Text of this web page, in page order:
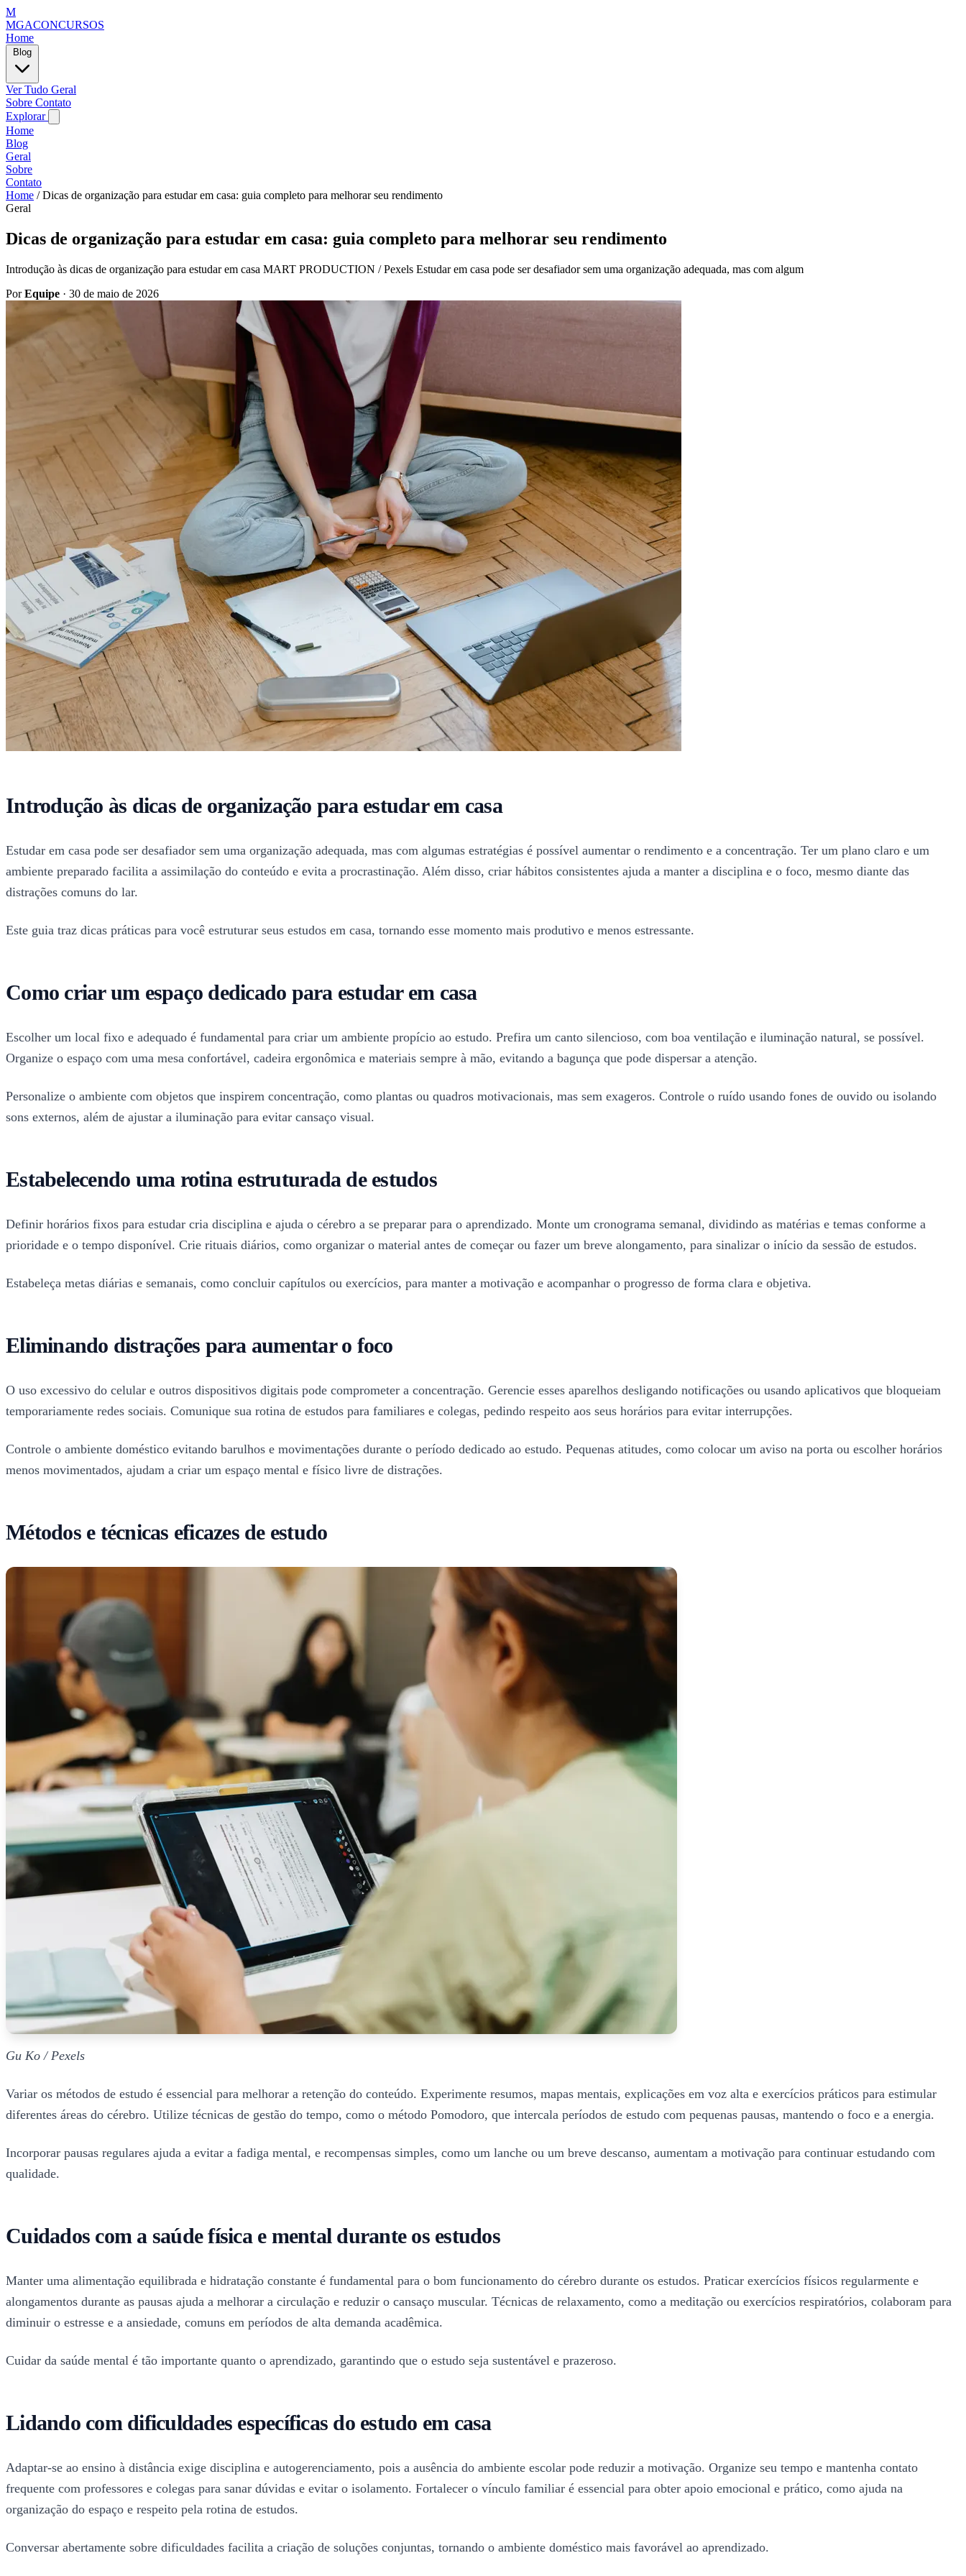
M
MGACONCURSOS
Home
Ver Tudo Geral
Sobre Contato
Explorar
Home
Blog
Geral
Sobre
Contato
Home / Dicas de organização para estudar em casa: guia completo para melhorar seu rendimento
Geral
Dicas de organização para estudar em casa: guia completo para melhorar seu rendimento
Introdução às dicas de organização para estudar em casa MART PRODUCTION / Pexels Estudar em casa pode ser desafiador sem uma organização adequada, mas com algum
PorEquipe · 30 de maio de 2026
Introdução às dicas de organização para estudar em casa
Estudar em casa pode ser desafiador sem uma organização adequada, mas com algumas estratégias é possível aumentar o rendimento e a concentração. Ter um plano claro e um
ambiente preparado facilita a assimilação do conteúdo e evita a procrastinação. Além disso, criar hábitos consistentes ajuda a manter a disciplina e o foco, mesmo diante das
distrações comuns do lar.
Este guia traz dicas práticas para você estruturar seus estudos em casa, tornando esse momento mais produtivo e menos estressante.
Como criar um espaço dedicado para estudar em casa
Escolher um local fixo e adequado é fundamental para criar um ambiente propício ao estudo. Prefira um canto silencioso, com boa ventilação e iluminação natural, se possível.
Organize o espaço com uma mesa confortável, cadeira ergonômica e materiais sempre à mão, evitando a bagunça que pode dispersar a atenção.
Personalize o ambiente com objetos que inspirem concentração, como plantas ou quadros motivacionais, mas sem exageros. Controle o ruído usando fones de ouvido ou isolando
sons externos, além de ajustar a iluminação para evitar cansaço visual.
Estabelecendo uma rotina estruturada de estudos
Definir horários fixos para estudar cria disciplina e ajuda o cérebro a se preparar para o aprendizado. Monte um cronograma semanal, dividindo as matérias e temas conforme a
prioridade e o tempo disponível. Crie rituais diários, como organizar o material antes de começar ou fazer um breve alongamento, para sinalizar o início da sessão de estudos.
Estabeleça metas diárias e semanais, como concluir capítulos ou exercícios, para manter a motivação e acompanhar o progresso de forma clara e objetiva.
Eliminando distrações para aumentar o foco
O uso excessivo do celular e outros dispositivos digitais pode comprometer a concentração. Gerencie esses aparelhos desligando notificações ou usando aplicativos que bloqueiam
temporariamente redes sociais. Comunique sua rotina de estudos para familiares e colegas, pedindo respeito aos seus horários para evitar interrupções.
Controle o ambiente doméstico evitando barulhos e movimentações durante o período dedicado ao estudo. Pequenas atitudes, como colocar um aviso na porta ou escolher horários
menos movimentados, ajudam a criar um espaço mental e físico livre de distrações.
Métodos e técnicas eficazes de estudo
Gu Ko / Pexels
Variar os métodos de estudo é essencial para melhorar a retenção do conteúdo. Experimente resumos, mapas mentais, explicações em voz alta e exercícios práticos para estimular
diferentes áreas do cérebro. Utilize técnicas de gestão do tempo, como o método Pomodoro, que intercala períodos de estudo com pequenas pausas, mantendo o foco e a energia.
Incorporar pausas regulares ajuda a evitar a fadiga mental, e recompensas simples, como um lanche ou um breve descanso, aumentam a motivação para continuar estudando com
qualidade.
Cuidados com a saúde física e mental durante os estudos
Manter uma alimentação equilibrada e hidratação constante é fundamental para o bom funcionamento do cérebro durante os estudos. Praticar exercícios físicos regularmente e
alongamentos durante as pausas ajuda a melhorar a circulação e reduzir o cansaço muscular. Técnicas de relaxamento, como a meditação ou exercícios respiratórios, colaboram para
diminuir o estresse e a ansiedade, comuns em períodos de alta demanda acadêmica.
Cuidar da saúde mental é tão importante quanto o aprendizado, garantindo que o estudo seja sustentável e prazeroso.
Lidando com dificuldades específicas do estudo em casa
Adaptar-se ao ensino à distância exige disciplina e autogerenciamento, pois a ausência do ambiente escolar pode reduzir a motivação. Organize seu tempo e mantenha contato
frequente com professores e colegas para sanar dúvidas e evitar o isolamento. Fortalecer o vínculo familiar é essencial para obter apoio emocional e prático, como ajuda na
organização do espaço e respeito pela rotina de estudos.
Conversar abertamente sobre dificuldades facilita a criação de soluções conjuntas, tornando o ambiente doméstico mais favorável ao aprendizado.